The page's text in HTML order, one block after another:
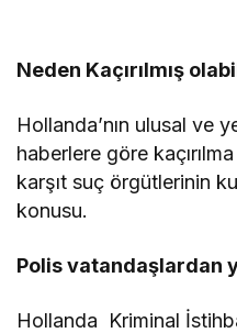
Neden Kaçırılmış
Hollanda’nın ulusal ve
haberlere göre
karşıt suç örgütlerinin
konusu.
Polis vatandaşlardan
Hollanda Kriminal